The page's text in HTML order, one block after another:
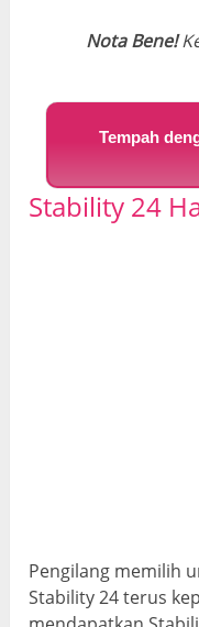
Nota Bene!
Tempah
Stability 24
Pengilang memilih
Stability 24 terus